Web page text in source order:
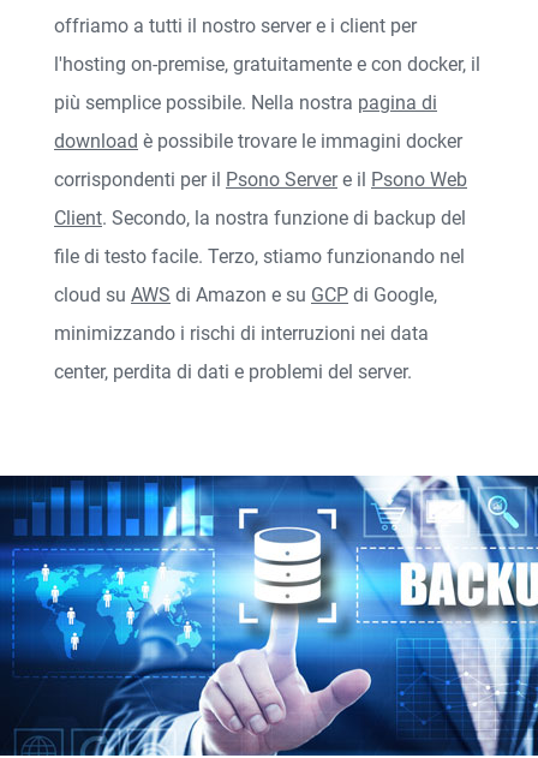
offriamo a tutti il nostro server e i client per
l'hosting on-premise, gratuitamente e con docker, il
più semplice possibile. Nella nostra pagina di
download è possibile trovare le immagini docker
corrispondenti per il Psono Servere il Psono Web
Client. Secondo, la nostra funzione di backup del
file di testo facile. Terzo, stiamo funzionando nel
cloud su AWS di Amazon e su GCP di Google,
minimizzando i rischi di interruzioni nei data
center, perdita di dati e problemi del server.